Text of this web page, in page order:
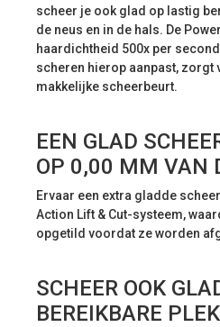
scheer je ook glad op lastig
de neus en in de hals. De
haardichtheid 500x per
scheren hierop aanpast, zorgt
makkelijke scheerbeurt.
EEN GLAD
OP 0,00 MM VAN
Ervaar een extra gladde
Action Lift & Cut-systeem,
opgetild voordat ze worden
SCHEER OOK
BEREIKBARE